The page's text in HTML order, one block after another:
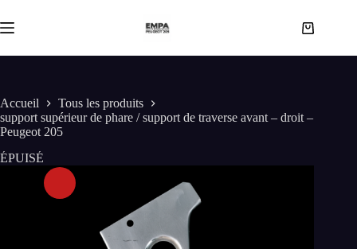
au
contenu
Panier
Accueil
Tous les produits
support supérieur de phare / support de traverse avant – droit –
Peugeot 205
ÉPUISÉ